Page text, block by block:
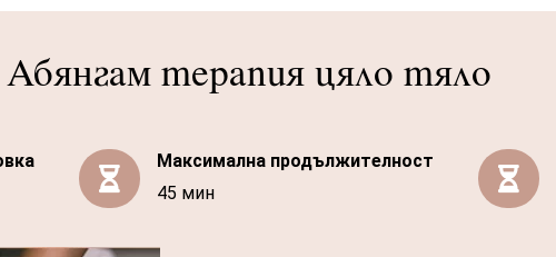
Абянгам терапия цяло тяло

Максимална продължителност
45 мин
